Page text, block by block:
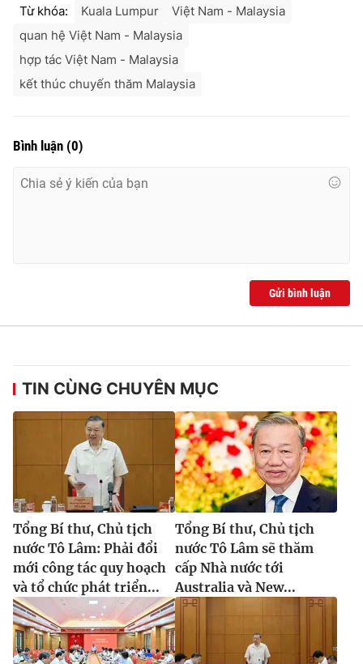
Từ khóa: Kuala Lumpur
Việt Nam - Malaysia
quan hệ Việt Nam - Malaysia
hợp tác Việt Nam - Malaysia
kết thúc chuyến thăm Malaysia
Bình luận (0)
Gửi bình luận
TIN CÙNG CHUYÊN MỤC
Tổng Bí thư, Chủ tịch
nước Tô Lâm: Phải đổi
mới công tác quy hoạch
và tổ chức phát triển...
Tổng Bí thư, Chủ tịch
nước Tô Lâm sẽ thăm
cấp Nhà nước tới
Australia và New...